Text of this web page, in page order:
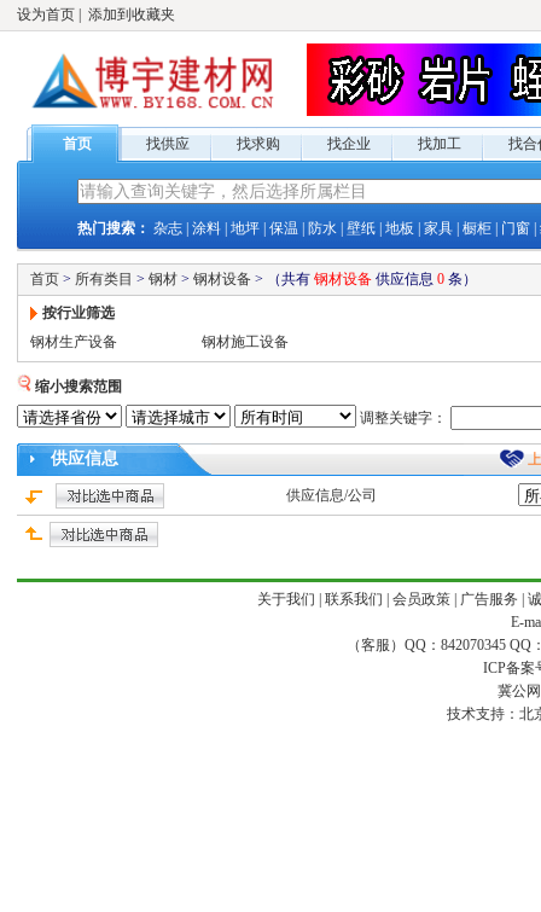
设为首页 添加到收藏夹
首页 找供应 找求购 找企业 找加工 找合
热门搜索： 杂志 涂料 地坪 保温 防水 壁纸 地板 家具 橱柜 门窗
首页 > 所有类目 > 钢材 > 钢材设备 > （共有 钢材设备 供应信息 0 条）
按行业筛选
钢材生产设备
钢材施工设备
缩小搜索范围
调整关键字：
供应信息
供应信息/公司
关于我们 联系我们 会员政策| 广告服务
E-
（客服）QQ：842070345 QQ
ICP备案
冀公
技术支持： 北